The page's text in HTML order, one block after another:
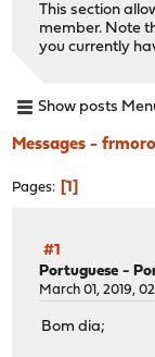
This section
member. Note
you currently
Show posts
Messages -
Pages 1
#1
Portuguese -
March 01, 2019,
Bom dia;